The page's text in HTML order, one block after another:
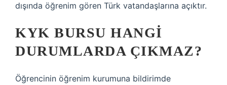
dışında öğrenim gören Türk vatandaşlarına açıktır.
KYK BURSU HANGI
DURUMLARDA ÇIKMAZ?
Öğrencinin öğrenim kurumuna bildirimde